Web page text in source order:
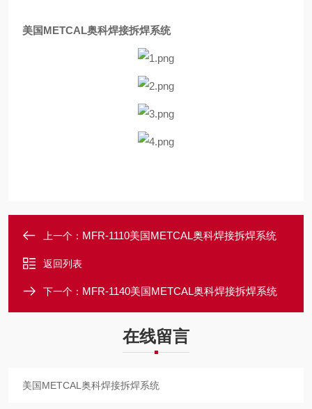
美国METCAL奥科焊接拆焊系统
上一个： MFR-1110美国METCAL奥科焊接拆焊系统
返回列表
下一个： MFR-1140美国METCAL奥科焊接拆焊系统
在线留言